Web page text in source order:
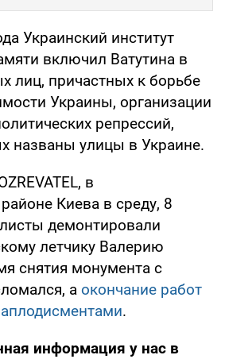
Украинский институт
включил Ватутина в
лиц, причастных к борьбе
Украины, организации
репрессий,
названы улицы в Украине.
в
Киева в среду, 8
демонтировали
летчику Валерию
снятия монумента с
а окончание работ
.
информация у нас в